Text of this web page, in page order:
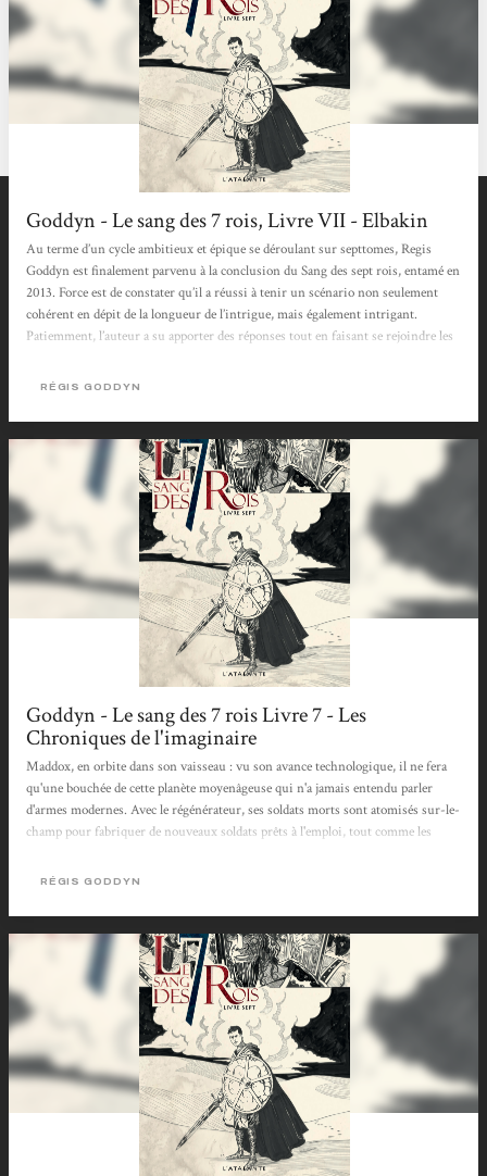
Goddyn - Le sang des 7 rois, Livre VII - Elbakin
Au terme d’un cycle ambitieux et épique se déroulant sur septtomes, Regis
Goddyn est finalement parvenu à la conclusion du Sang des sept rois, entamé en
2013. Force est de constater qu’il a réussi à tenir un scénario non seulement
cohérent en dépit de la longueur de l’intrigue, mais également intrigant.
Patiemment, l’auteur a su apporter des réponses tout en faisant se rejoindre les
Accentuant encore plus l’aspect science fantasy avec l’arrivée de vaisseaux
RÉGIS GODDYN
Goddyn - Le sang des 7 rois Livre 7 - Les
Chroniques de l'imaginaire
Maddox, en orbite dans son vaisseau : vu son avance technologique, il ne fera
qu'une bouchée de cette planète moyenâgeuse qui n'a jamais entendu parler
d'armes modernes. Avec le régénérateur, ses soldats morts sont atomisés sur-le-
champ pour fabriquer de nouveaux soldats prêts à l'emploi, tout comme les
immortelle. Bref, tout va pour le mieux dans son travail de destruction. Il lui
secret que Maddox est venu chercher par-delà l'espace...
RÉGIS GODDYN